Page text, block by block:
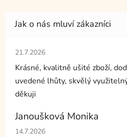
Hodnocení obchodu je 5 z 5
21.7.2026
Krásné, kvalitně ušité zboží,
uvedené lhůty, skvělý
děkuji
Janoušková Monika
Hodnocení obchodu je 5 z 5
14.7.2026